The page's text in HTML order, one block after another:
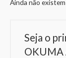
Ainda não
Seja o
OKUMA